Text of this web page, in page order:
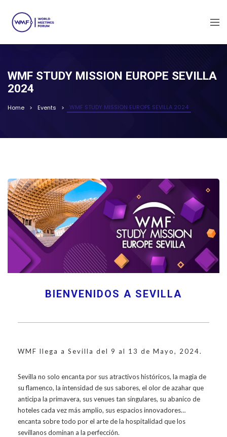
WMF STUDY MISSION EUROPE SEVILLA
2024
Home Events WMF STUDY MISSION EUROPE SEVILLA 2024
BIENVENIDOS A SEVILLA
WMF llega a Sevilla del 9 al 13 de Mayo, 2024.
Sevilla no solo encanta por sus atractivos históricos, la magia de
su flamenco, la intensidad de sus sabores, el olor de azahar que
anticipa la primavera, sus venues tan singulares, su abanico de
hoteles cada vez más amplio, sus espacios innovadores…
encanta sobre todo por el arte de la hospitalidad que los
sevillanos dominan a la perfección.